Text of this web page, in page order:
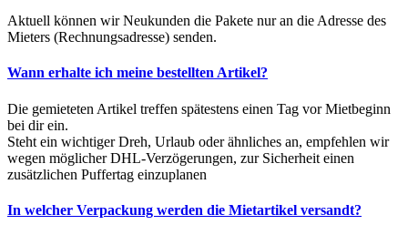
Aktuell können wir Neukunden die Pakete nur an die Adresse des
Mieters (Rechnungsadresse) senden.
Wann erhalte ich meine bestellten Artikel?
Die gemieteten Artikel treffen spätestens einen Tag vor Mietbeginn
bei dir ein.
Steht ein wichtiger Dreh, Urlaub oder ähnliches an, empfehlen wir
wegen möglicher DHL-Verzögerungen, zur Sicherheit einen
zusätzlichen Puffertag einzuplanen
In welcher Verpackung werden die Mietartikel versandt?